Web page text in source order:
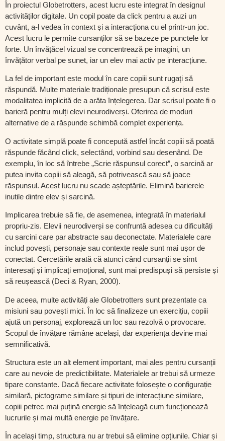
În proiectul Globetrotters, acest lucru este integrat în designul
activităților digitale. Un copil poate da click pentru a auzi un
cuvânt, a-l vedea în context și a interacționa cu el printr-un joc.
Acest lucru le permite cursanților să se bazeze pe punctele lor
forte. Un învățăcel vizual se concentrează pe imagini, un
învățător verbal pe sunet, iar un elev mai activ pe interacțiune.
La fel de important este modul în care copiii sunt rugați să
răspundă. Multe materiale tradiționale presupun că scrisul este
modalitatea implicită de a arăta înțelegerea. Dar scrisul poate fi o
barieră pentru mulți elevi neurodiverși. Oferirea de moduri
alternative de a răspunde schimbă complet experiența.
O activitate simplă poate fi concepută astfel încât copiii să poată
răspunde făcând click, selectând, vorbind sau desenând. De
exemplu, în loc să întrebe „Scrie răspunsul corect”, o sarcină ar
putea invita copiii să aleagă, să potrivească sau să joace
răspunsul. Acest lucru nu scade așteptările. Elimină barierele
inutile dintre elev și sarcină.
Implicarea trebuie să fie, de asemenea, integrată în materialul
propriu-zis. Elevii neurodiverși se confruntă adesea cu dificultăți
cu sarcini care par abstracte sau deconectate. Materialele care
includ povești, personaje sau contexte reale sunt mai ușor de
conectat. Cercetările arată că atunci când cursanții se simt
interesați și implicați emoțional, sunt mai predispuși să persiste și
să reușească (Deci & Ryan, 2000).
De aceea, multe activități ale Globetrotters sunt prezentate ca
misiuni sau povești mici. În loc să finalizeze un exercițiu, copiii
ajută un personaj, explorează un loc sau rezolvă o provocare.
Scopul de învățare rămâne același, dar experiența devine mai
semnificativă.
Structura este un alt element important, mai ales pentru cursanții
care au nevoie de predictibilitate. Materialele ar trebui să urmeze
tipare constante. Dacă fiecare activitate folosește o configurație
similară, pictograme similare și tipuri de interacțiune similare,
copiii petrec mai puțină energie să înțeleagă cum funcționează
lucrurile și mai multă energie pe învățare.
În același timp, structura nu ar trebui să elimine opțiunile. Chiar și